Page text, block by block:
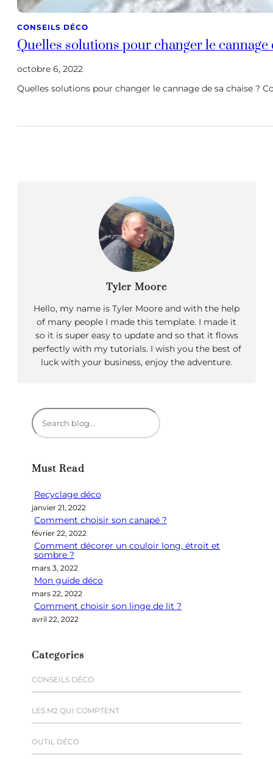
CONSEILS DÉCO
Quelles solutions pour changer le cannage
octobre 6, 2022
Quelles solutions pour changer le cannage de sa chaise ?
Tyler Moore
Hello, my name is Tyler Moore and with the help
of many people I made this template. I made it
so it is super easy to update and so that it flows
perfectly with my tutorials. I wish you the best of
luck with your business, enjoy the adventure.
R
e
e
c
h
e
Must Read
Recyclage déco
janvier 21, 2022
Comment choisir son canapé ?
février 22, 2022
Comment décorer un couloir long, étroit et
sombre ?
mars 3, 2022
Mon guide déco
mars 22, 2022
Comment choisir son linge de lit ?
avril 22, 2022
Categories
CONSEILS DÉCO
LES M2 QUI COMPTENT
OUTIL DÉCO